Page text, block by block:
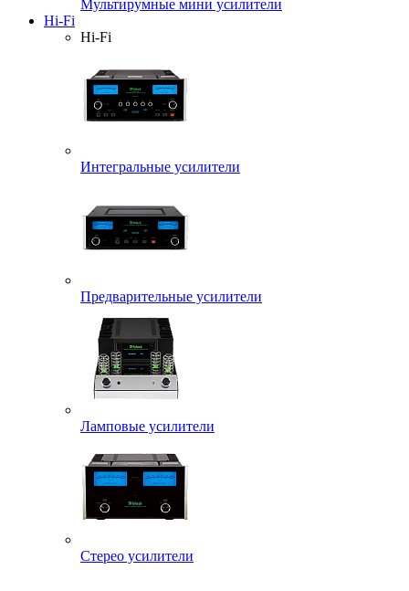
Мультирумные мини усилители
Hi-Fi
Hi-Fi
Интегральные усилители
Предварительные усилители
Ламповые усилители
Стерео усилители